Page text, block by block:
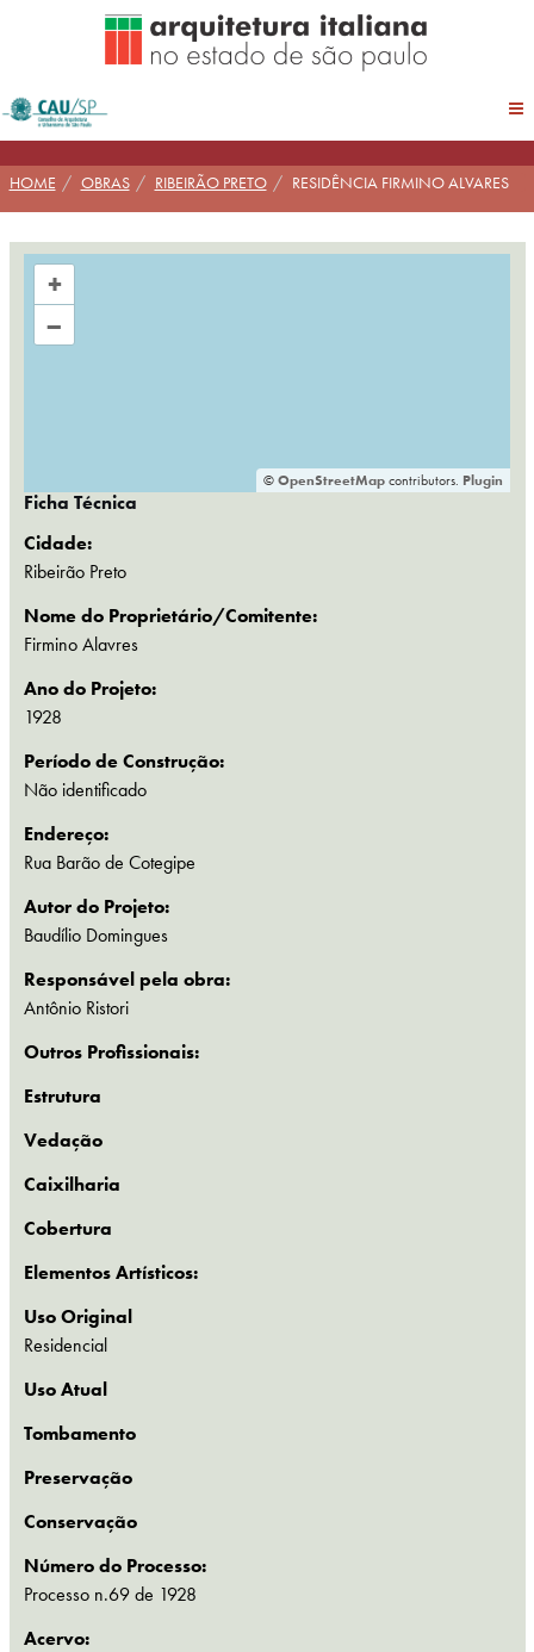
HOME OBRAS RIBEIRÃO PRETO RESIDÊNCIA FIRMINO ALVARES
+
–
©OpenStreetMapcontributors. Plugin
Ficha Técnica
Cidade:
Ribeirão Preto
Nome do Proprietário/Comitente:
Firmino Alavres
Ano do Projeto:
1928
Período de Construção:
Não identificado
Endereço:
Rua Barão de Cotegipe
Autor do Projeto:
Baudílio Domingues
Responsável pela obra:
Antônio Ristori
Outros Profissionais:
Estrutura
Vedação
Caixilharia
Cobertura
Elementos Artísticos:
Uso Original
Residencial
Uso Atual
Tombamento
Preservação
Conservação
Número do Processo:
Processo n.69 de 1928
Acervo: